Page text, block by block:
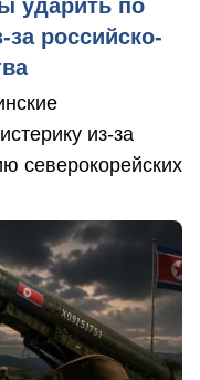
ударить по
за российско-
из-за
северокорейских